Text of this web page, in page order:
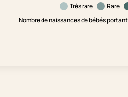
Très rare Rare
Nombre de naissances de bébés